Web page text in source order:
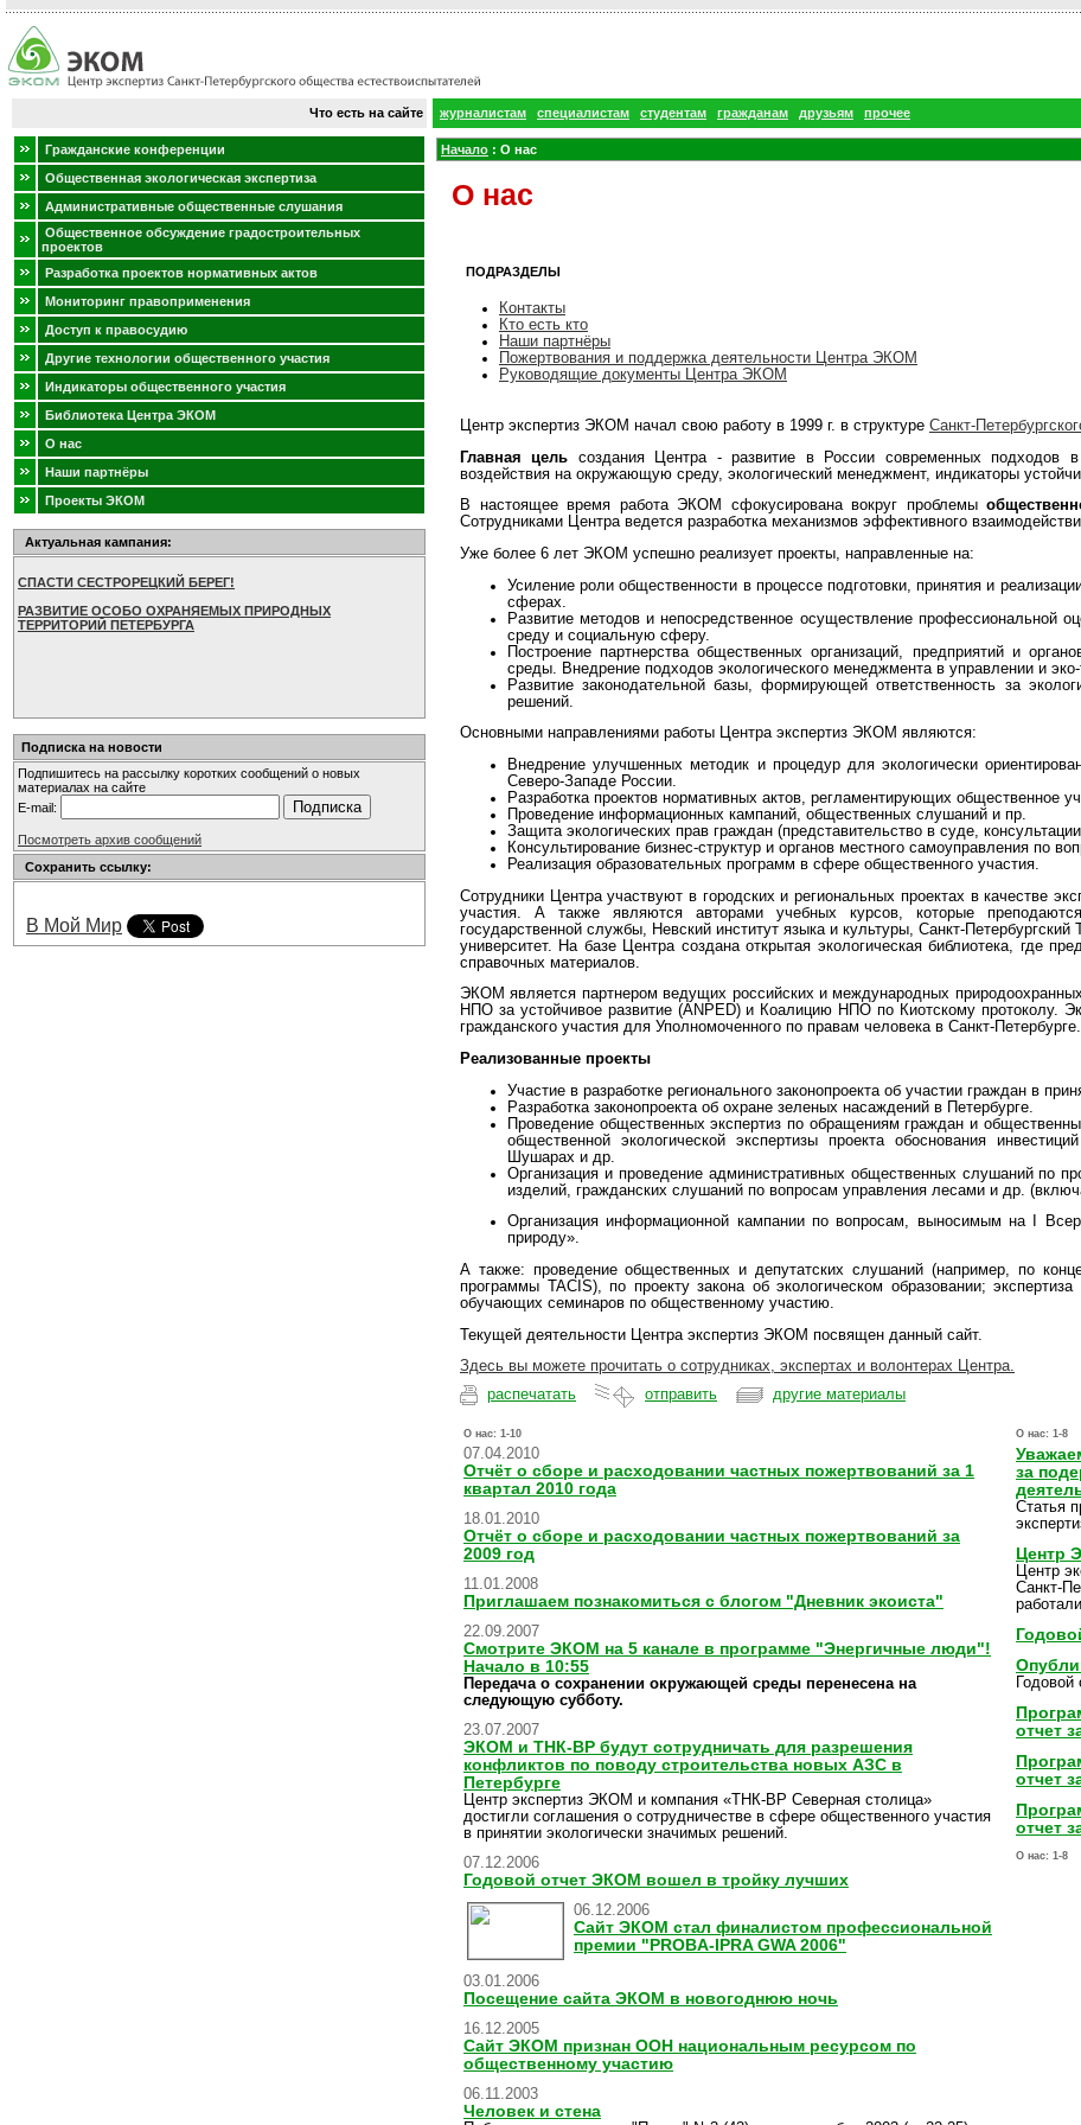
Что есть на сайте журналистам специалистам студентам гражданам друзьям прочее
Гражданские конференции
Общественная экологическая экспертиза
Административные общественные слушания
Общественное обсуждение градостроительных
проектов
Разработка проектов нормативных актов
Мониторинг правоприменения
Доступ к правосудию
Другие технологии общественного участия
Индикаторы общественного участия
Библиотека Центра ЭКОМ
О нас
Наши партнёры
Проекты ЭКОМ
Актуальная кампания:
СПАСТИ СЕСТРОРЕЦКИЙ БЕРЕГ!
РАЗВИТИЕ ОСОБО ОХРАНЯЕМЫХ ПРИРОДНЫХ
ТЕРРИТОРИЙ ПЕТЕРБУРГА
Подписка на новости
Подпишитесь на рассылку коротких сообщений о новых
материалах на сайте
E-mail:
Посмотреть архив сообщений
Сохранить ссылку:
В Мой Мир
Начало : О нас
О нас
ПОДРАЗДЕЛЫ
Контакты
Кто есть кто
Наши партнёры
Пожертвования и поддержка деятельности Центра ЭКОМ
Руководящие документы Центра ЭКОМ
Центр экспертиз ЭКОМ начал свою работу в 1999 г. в структуре Санкт-
Главная цель создания Центра - развитие в России современных подходов
воздействия на окружающую среду, экологический менеджмент, индикаторы
В настоящее время работа ЭКОМ сфокусирована вокруг проблемы
Сотрудниками Центра ведется разработка механизмов эффективного
Уже более 6 лет ЭКОМ успешно реализует проекты, направленные на:
Усиление роли общественности в процессе подготовки, принятия и
сферах.
Развитие методов и непосредственное осуществление профессиональной
среду и социальную сферу.
Построение партнерства общественных организаций, предприятий и
среды. Внедрение подходов экологического менеджмента в управлении и эко-
Развитие законодательной базы, формирующей ответственность за
решений.
Основными направлениями работы Центра экспертиз ЭКОМ являются:
Внедрение улучшенных методик и процедур для экологически
Северо-Западе России.
Разработка проектов нормативных актов, регламентирующих общественное
Проведение информационных кампаний, общественных слушаний и пр.
Защита экологических прав граждан (представительство в суде,
Консультирование бизнес-структур и органов местного самоуправления по
Реализация образовательных программ в сфере общественного участия.
Сотрудники Центра участвуют в городских и региональных проектах в качестве
участия. А также являются авторами учебных курсов, которые
государственной службы, Невский институт языка и культуры, Санкт-Петербургский
университет. На базе Центра создана открытая экологическая библиотека, где
справочных материалов.
ЭКОМ является партнером ведущих российских и международных природоохранных
НПО за устойчивое развитие (ANPED) и Коалицию НПО по Киотскому протоколу.
гражданского участия для Уполномоченного по правам человека в Санкт-Петербурге.
Реализованные проекты
Участие в разработке регионального законопроекта об участии граждан в
Разработка законопроекта об охране зеленых насаждений в Петербурге.
Проведение общественных экспертиз по обращениям граждан и
общественной экологической экспертизы проекта обоснования
Шушарах и др.
Организация и проведение административных общественных слушаний по
изделий, гражданских слушаний по вопросам управления лесами и др.
Организация информационной кампании по вопросам, выносимым на I
природу».
А также: проведение общественных и депутатских слушаний (например, по
программы TACIS), по проекту закона об экологическом образовании;
обучающих семинаров по общественному участию.
Текущей деятельности Центра экспертиз ЭКОМ посвящен данный сайт.
Здесь вы можете прочитать о сотрудниках, экспертах и волонтерах Центра.
распечатать
отправить другие материалы
О нас: 1-10
07.04.2010
Отчёт о сборе и расходовании частных пожертвований за 1
квартал 2010 года
18.01.2010
Отчёт о сборе и расходовании частных пожертвований за
2009 год
11.01.2008
Приглашаем познакомиться с блогом "Дневник экоиста"
22.09.2007
Смотрите ЭКОМ на 5 канале в программе "Энергичные люди"!
Начало в 10:55
Передача о сохранении окружающей среды перенесена на
следующую субботу.
23.07.2007
ЭКОМ и ТНК-BP будут сотрудничать для разрешения
конфликтов по поводу строительства новых АЗС в
Петербурге
Центр экспертиз ЭКОМ и компания «ТНК-BP Северная столица»
достигли соглашения о сотрудничестве в сфере общественного участия
в принятии экологически значимых решений.
07.12.2006
Годовой отчет ЭКОМ вошел в тройку лучших
06.12.2006
Сайт ЭКОМ стал финалистом профессиональной
премии "PROBA-IPRA GWA 2006"
03.01.2006
Посещение сайта ЭКОМ в новогоднюю ночь
16.12.2005
Сайт ЭКОМ признан ООН национальным ресурсом по
общественному участию
06.11.2003
Человек и стена
О нас: 1-8
за
Статья
Центр
Центр
Санкт-
отчет
отчет
отчет
О нас: 1-8